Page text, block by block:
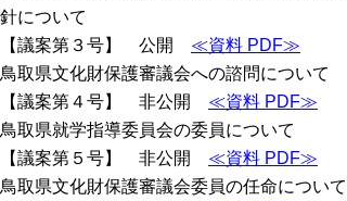
針について
【議案第３号】 公開 ≪資料 PDF≫
鳥取県文化財保護審議会への諮問について
【議案第４号】 非公開 ≪資料 PDF≫
鳥取県就学指導委員会の委員について
【議案第５号】 非公開 ≪資料 PDF≫
鳥取県文化財保護審議会委員の任命について